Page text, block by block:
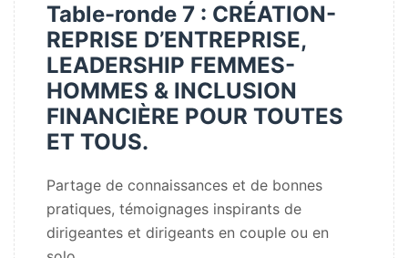
Table-ronde 7 : CRÉATION-
REPRISE D’ENTREPRISE,
LEADERSHIP FEMMES-
HOMMES & INCLUSION
FINANCIÈRE POUR TOUTES
ET TOUS.
Partage de connaissances et de bonnes
pratiques, témoignages inspirants de
dirigeantes et dirigeants en couple ou en